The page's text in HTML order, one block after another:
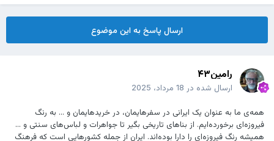
ارسال پاسخ به این موضوع
رامین۴۳
ارسال شده در 18 مرداد، 2025
همه‌ی ما به عنوان یک ایرانی در سفرهایمان، در خریدهایمان و ... به رنگ
فیروزه‌ای برخورده‌ایم. از بناهای تاریخی بگیر تا جواهرات و لباس‌های سنتی و ...
همیشه رنگ فیروزه‌ای را دارا بوده‌اند. ایران از جمله کشورهایی است که فرهنگ